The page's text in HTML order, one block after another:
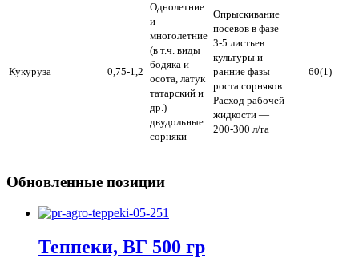
Кукуруза 0,75-1,2
Однолетние
и
многолетние
(в т.ч. виды
бодяка и
осота, латук
татарский и
др.)
двудольные
сорняки
Опрыскивание
посевов в фазе
3-5 листьев
культуры и
ранние фазы
роста сорняков.
Расход рабочей
жидкости —
200-300 л/га
60(1)
Обновленные позиции
Теппеки, ВГ 500 гр